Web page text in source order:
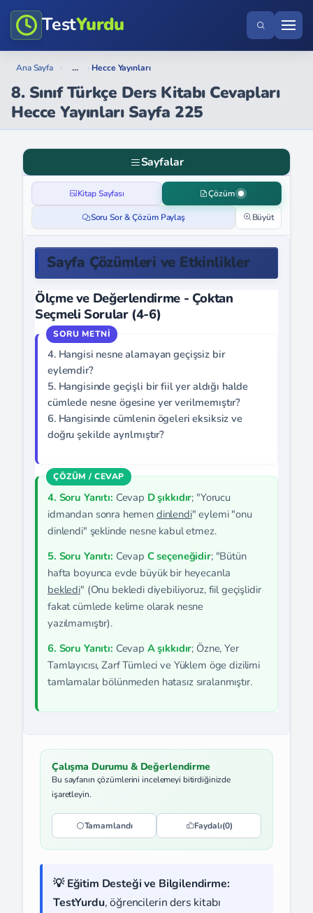
TestYurdu
Ana Sayfa › ... › Hecce Yayınları
8. Sınıf Türkçe Ders Kitabı Cevapları
Hecce Yayınları Sayfa 225
Sayfalar
Kitap Sayfası Çözüm
Soru Sor & Çözüm Paylaş Büyüt
Sayfa Çözümleri ve Etkinlikler
Ölçme ve Değerlendirme - Çoktan
Seçmeli Sorular (4-6)
4. Hangisi nesne alamayan geçişsiz bir
eylemdir?
5. Hangisinde geçişli bir fiil yer aldığı halde
cümlede nesne ögesine yer verilmemıştır?
6. Hangisinde cümlenin ögeleri eksiksiz ve
doğru şekilde ayrılmıştır?
4. Soru Yanıtı: Cevap D şıkkıdır; "Yorucu
idmandan sonra hemen dinlendi" eylemi "onu
dinlendi" şeklinde nesne kabul etmez.
5. Soru Yanıtı: Cevap C seçeneğidir; "Bütün
hafta boyunca evde büyük bir heyecanla
bekledi" (Onu bekledi diyebiliyoruz, fiil geçişlidir
fakat cümlede kelime olarak nesne
yazılmamıştır).
6. Soru Yanıtı: Cevap A şıkkıdır; Özne, Yer
Tamlayıcısı, Zarf Tümleci ve Yüklem öge dizilimi
tamlamalar bölünmeden hatasız sıralanmıştır.
Çalışma Durumu & Değerlendirme
Bu sayfanın çözümlerini incelemeyi bitirdiğinizde
işaretleyin.
Tamamlandı Faydalı(0)
💡 Eğitim Desteği ve Bilgilendirme:
TestYurdu, öğrencilerin ders kitabı